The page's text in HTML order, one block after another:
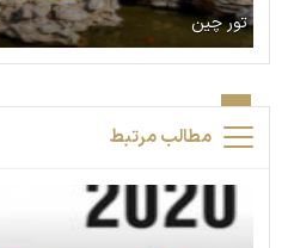
تور چین
مطالب مرتبط